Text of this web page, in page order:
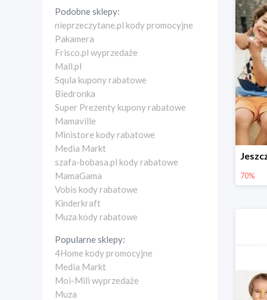
Podobne sklepy:
nieprzeczytane.pl kody promocyjne
Pakamera
Frisco.pl wyprzedaże
Mall.pl
Squla kupony rabatowe
Biedronka
Super Prezenty kupony rabatowe
Mamaville
Ministore kody rabatowe
Media Markt
szafa-bobasa.pl kody rabatowe
MamaGama
Vobis kody rabatowe
Kinderkraft
Muza kody rabatowe
Popularne sklepy:
4Home kody promocyjne
Media Markt
Moi-Mili wyprzedaże
Muza
70%